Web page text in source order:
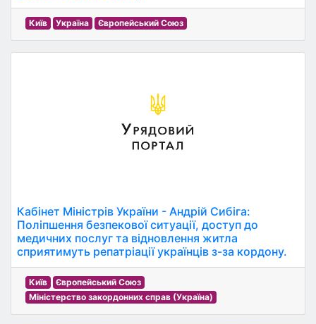
Київ Україна Європейський Союз
Кабінет Міністрів України - Андрій Сибіга:
Поліпшення безпекової ситуації, доступ до
медичних послуг та відновлення житла
сприятимуть репатріації українців з-за кордону.
Київ
Європейський Союз
Міністерство закордонних справ (Україна)